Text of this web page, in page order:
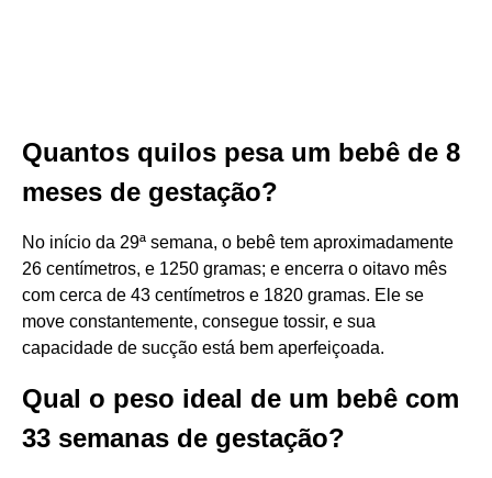
Quantos quilos pesa um bebê de 8
meses de gestação?
No início da 29ª semana, o bebê tem aproximadamente
26 centímetros, e 1250 gramas; e encerra o oitavo mês
com cerca de 43 centímetros e 1820 gramas. Ele se
move constantemente, consegue tossir, e sua
capacidade de sucção está bem aperfeiçoada.
Qual o peso ideal de um bebê com
33 semanas de gestação?